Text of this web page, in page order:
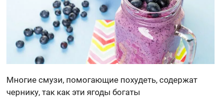
Многие смузи, помогающие похудеть, содержат
чернику, так как эти ягоды богаты